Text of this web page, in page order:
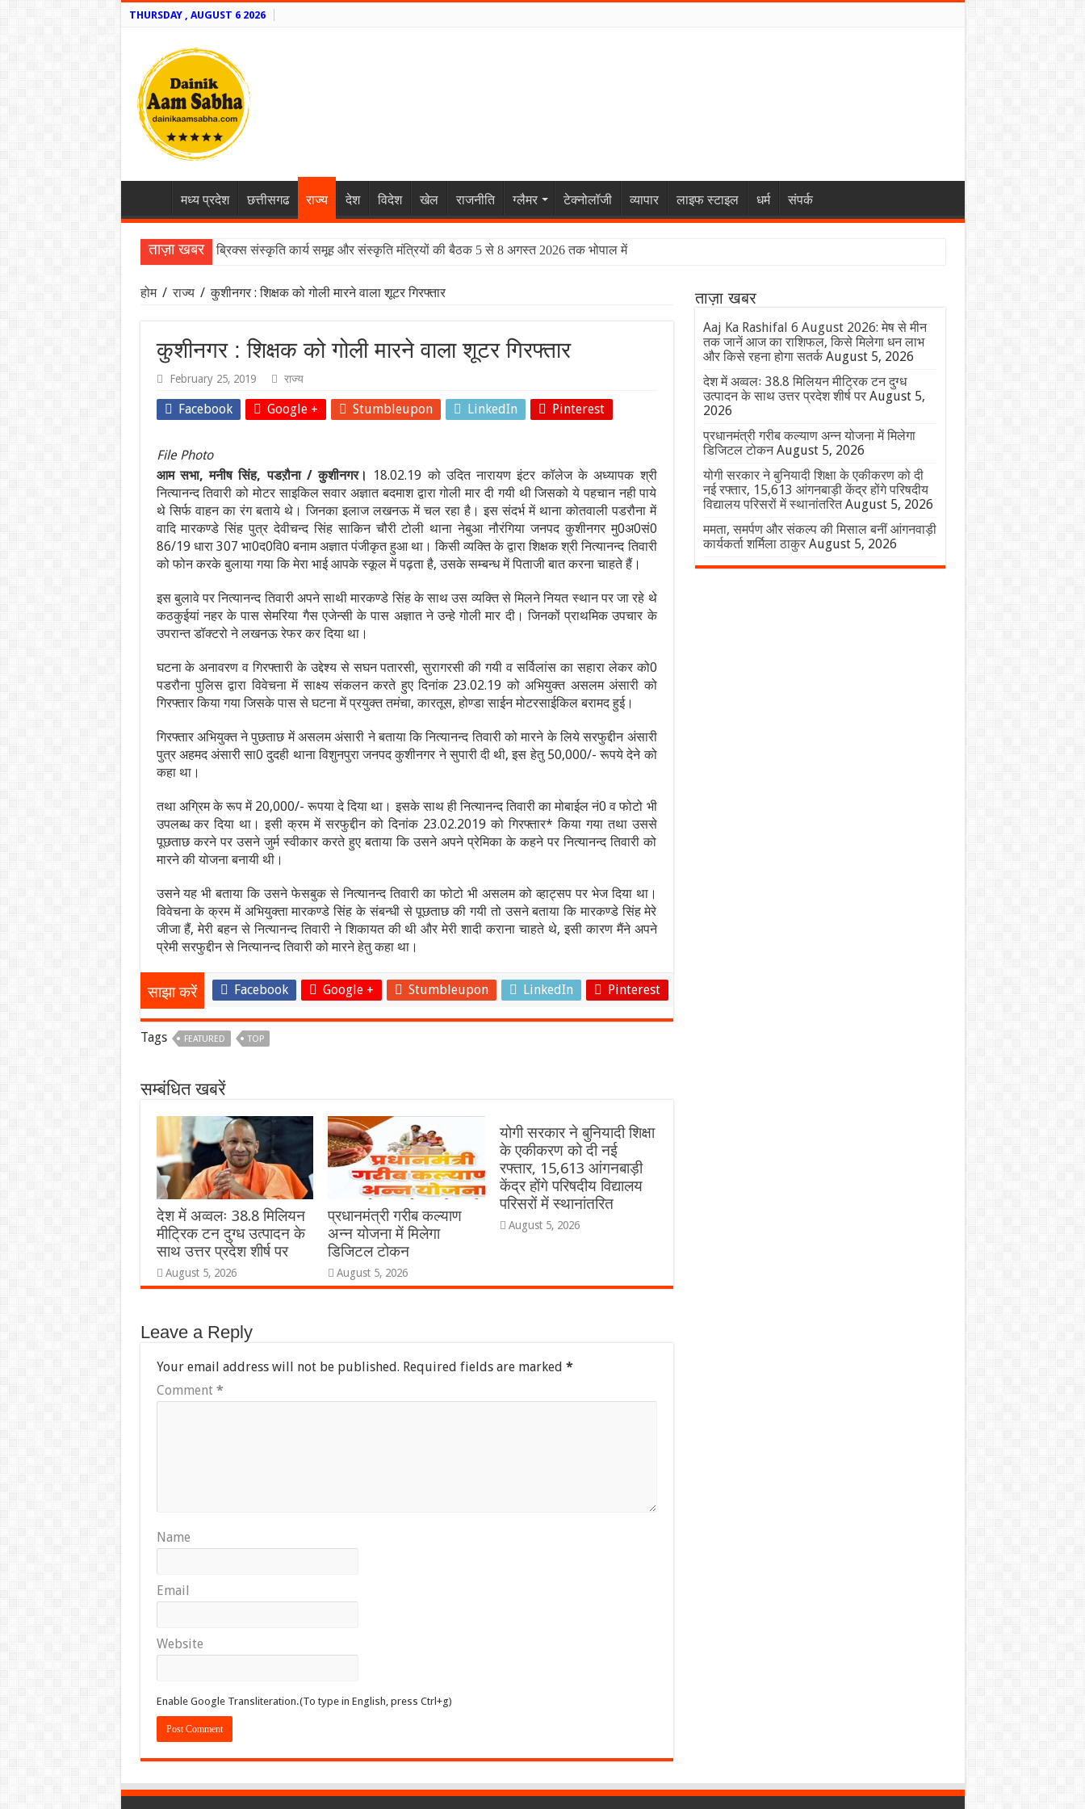
THURSDAY , AUGUST 6 2026
मध्य प्रदेश छत्तीसगढ राज्य देश विदेश खेल राजनीति ग्लैमर टेक्नोलॉजी व्यापार लाइफ स्टाइल धर्म संपर्क
ताज़ा खबर ब्रिक्स संस्कृति कार्य समूह और संस्कृति मंत्रियों की बैठक 5 से 8 अगस्त 2026 तक भोपाल में
होम / राज्य / कुशीनगर : शिक्षक को गोली मारने वाला शूटर गिरफ्तार
कुशीनगर : शिक्षक को गोली मारने वाला शूटर गिरफ्तार
February 25, 2019 राज्य
Facebook Google + Stumbleupon LinkedIn Pinterest
File Photo
आम सभा, मनीष सिंह, पडऱौना / कुशीनगर।
18.02.19 को उदित नारायण इंटर कॉलेज के अध्यापक श्री
नित्यानन्द तिवारी को मोटर साइकिल सवार अज्ञात बदमाश द्वारा गोली मार दी गयी थी जिसको ये पहचान नही पाये
थे सिर्फ वाहन का रंग बताये थे। जिनका इलाज लखनऊ में चल रहा है। इस संदर्भ में थाना कोतवाली पडरौना में
वादि मारकण्डे सिंह पुत्र देवीचन्द सिंह साकिन चौरी टोली थाना नेबुआ नौरंगिया जनपद कुशीनगर मु0अ0सं0
86/19 धारा 307 भा0द0वि0 बनाम अज्ञात पंजीकृत हुआ था। किसी व्यक्ति के द्वारा शिक्षक श्री नित्यानन्द तिवारी
को फोन करके बुलाया गया कि मेरा भाई आपके स्कूल में पढ़ता है, उसके सम्बन्ध में पिताजी बात करना चाहते हैं।
इस बुलावे पर नित्यानन्द तिवारी अपने साथी मारकण्डे सिंह के साथ उस व्यक्ति से मिलने नियत स्थान पर जा रहे थे
कठकुईयां नहर के पास सेमरिया गैस एजेन्सी के पास अज्ञात ने उन्हे गोली मार दी। जिनकों प्राथमिक उपचार के
उपरान्त डॉक्टरो ने लखनऊ रेफर कर दिया था।
घटना के अनावरण व गिरफ्तारी के उद्देश्य से सघन पतारसी, सुरागरसी की गयी व सर्विलांस का सहारा लेकर को0
पडरौना पुलिस द्वारा विवेचना में साक्ष्य संकलन करते हुए दिनांक 23.02.19 को अभियुक्त असलम अंसारी को
गिरफ्तार किया गया जिसके पास से घटना में प्रयुक्त तमंचा, कारतूस, होण्डा साईन मोटरसाईकिल बरामद हुई।
गिरफ्तार अभियुक्त ने पुछताछ में असलम अंसारी ने बताया कि नित्यानन्द तिवारी को मारने के लिये सरफुद्दीन अंसारी
पुत्र अहमद अंसारी सा0 दुदही थाना विशुनपुरा जनपद कुशीनगर ने सुपारी दी थी, इस हेतु 50,000/- रूपये देने को
कहा था।
तथा अग्रिम के रूप में 20,000/- रूपया दे दिया था। इसके साथ ही नित्यानन्द तिवारी का मोबाईल नं0 व फोटो भी
उपलब्ध कर दिया था। इसी क्रम में सरफुद्दीन को दिनांक 23.02.2019 को गिरफ्तार* किया गया तथा उससे
पूछताछ करने पर उसने जुर्म स्वीकार करते हुए बताया कि उसने अपने प्रेमिका के कहने पर नित्यानन्द तिवारी को
मारने की योजना बनायी थी।
उसने यह भी बताया कि उसने फेसबुक से नित्यानन्द तिवारी का फोटो भी असलम को व्हाट्सप पर भेज दिया था।
विवेचना के क्रम में अभियुक्ता मारकण्डे सिंह के संबन्धी से पूछताछ की गयी तो उसने बताया कि मारकण्डे सिंह मेरे
जीजा हैं, मेरी बहन से नित्यानन्द तिवारी ने शिकायत की थी और मेरी शादी कराना चाहते थे, इसी कारण मैंने अपने
प्रेमी सरफुद्दीन से नित्यानन्द तिवारी को मारने हेतु कहा था।
साझा करें Facebook Google + Stumbleupon LinkedIn Pinterest
Tags FEATURED TOP
सम्बंधित खबरें
देश में अव्वलः 38.8 मिलियन
मीट्रिक टन दुग्ध उत्पादन के
साथ उत्तर प्रदेश शीर्ष पर
August 5, 2026
प्रधानमंत्री गरीब कल्याण
अन्न योजना में मिलेगा
डिजिटल टोकन
August 5, 2026
योगी सरकार ने बुनियादी शिक्षा
के एकीकरण को दी नई
रफ्तार, 15,613 आंगनबाड़ी
केंद्र होंगे परिषदीय विद्यालय
परिसरों में स्थानांतरित
August 5, 2026
Leave a Reply
Your email address will not be published. Required fields are marked *
Comment *
Name
Email
Website
Enable Google Transliteration.(To type in English, press Ctrl+g)
ताज़ा खबर
Aaj Ka Rashifal 6 August 2026: मेष से मीन
तक जानें आज का राशिफल, किसे मिलेगा धन लाभ
और किसे रहना होगा सतर्क August 5, 2026
देश में अव्वलः 38.8 मिलियन मीट्रिक टन दुग्ध
उत्पादन के साथ उत्तर प्रदेश शीर्ष पर August 5,
2026
प्रधानमंत्री गरीब कल्याण अन्न योजना में मिलेगा
डिजिटल टोकन August 5, 2026
योगी सरकार ने बुनियादी शिक्षा के एकीकरण को दी
नई रफ्तार, 15,613 आंगनबाड़ी केंद्र होंगे परिषदीय
विद्यालय परिसरों में स्थानांतरित August 5, 2026
ममता, समर्पण और संकल्प की मिसाल बनीं आंगनवाड़ी
कार्यकर्ता शर्मिला ठाकुर August 5, 2026